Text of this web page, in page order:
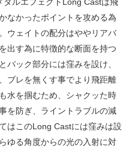
なかったポイントを攻める為
ウェイトの配分はややリアバ
出す為に特徴的な断面を持つ
バック部分には窪みを設け、
ブレを無くす事でより飛距離
水を掴むため、シャクッた時
を防ぎ、ライントラブルの減
はこのLong Castには窪みは設
ゆる角度からの光の入射に対